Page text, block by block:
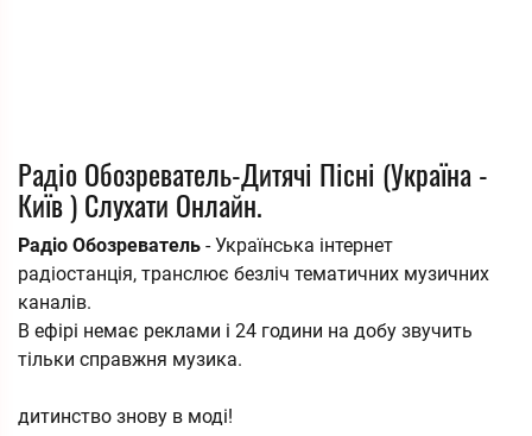
Радіо Обозреватель-Дитячі Пісні (Україна -
Київ ) Слухати Онлайн.
Радіо Обозреватель - Українська інтернет
радіостанція, транслює безліч тематичних музичних
каналів.
В ефірі немає реклами і 24 години на добу звучить
тільки справжня музика.
дитинство знову в моді!